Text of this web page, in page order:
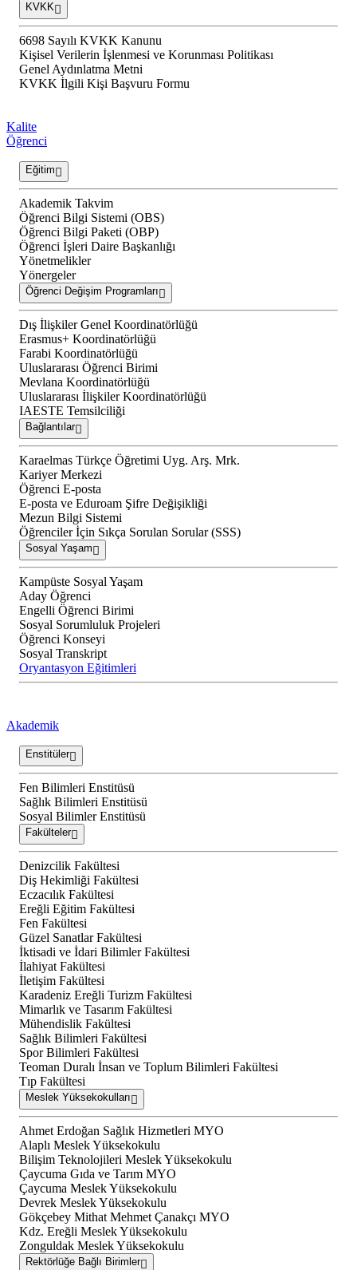
KVKK
6698 Sayılı KVKK Kanunu
Kişisel Verilerin İşlenmesi ve Korunması Politikası
Genel Aydınlatma Metni
KVKK İlgili Kişi Başvuru Formu
Kalite
Öğrenci
Eğitim
Akademik Takvim
Öğrenci Bilgi Sistemi (OBS)
Öğrenci Bilgi Paketi (OBP)
Öğrenci İşleri Daire Başkanlığı
Yönetmelikler
Yönergeler
Öğrenci Değişim Programları
Dış İlişkiler Genel Koordinatörlüğü
Erasmus+ Koordinatörlüğü
Farabi Koordinatörlüğü
Uluslararası Öğrenci Birimi
Mevlana Koordinatörlüğü
Uluslararası İlişkiler Koordinatörlüğü
IAESTE Temsilciliği
Bağlantılar
Karaelmas Türkçe Öğretimi Uyg. Arş. Mrk.
Kariyer Merkezi
Öğrenci E-posta
E-posta ve Eduroam Şifre Değişikliği
Mezun Bilgi Sistemi
Öğrenciler İçin Sıkça Sorulan Sorular (SSS)
Sosyal Yaşam
Kampüste Sosyal Yaşam
Aday Öğrenci
Engelli Öğrenci Birimi
Sosyal Sorumluluk Projeleri
Öğrenci Konseyi
Sosyal Transkript
Oryantasyon Eğitimleri
Akademik
Enstitüler
Fen Bilimleri Enstitüsü
Sağlık Bilimleri Enstitüsü
Sosyal Bilimler Enstitüsü
Fakülteler
Denizcilik Fakültesi
Diş Hekimliği Fakültesi
Eczacılık Fakültesi
Ereğli Eğitim Fakültesi
Fen Fakültesi
Güzel Sanatlar Fakültesi
İktisadi ve İdari Bilimler Fakültesi
İlahiyat Fakültesi
İletişim Fakültesi
Karadeniz Ereğli Turizm Fakültesi
Mimarlık ve Tasarım Fakültesi
Mühendislik Fakültesi
Sağlık Bilimleri Fakültesi
Spor Bilimleri Fakültesi
Teoman Duralı İnsan ve Toplum Bilimleri Fakültesi
Tıp Fakültesi
Meslek Yüksekokulları
Ahmet Erdoğan Sağlık Hizmetleri MYO
Alaplı Meslek Yüksekokulu
Bilişim Teknolojileri Meslek Yüksekokulu
Çaycuma Gıda ve Tarım MYO
Çaycuma Meslek Yüksekokulu
Devrek Meslek Yüksekokulu
Gökçebey Mithat Mehmet Çanakçı MYO
Kdz. Ereğli Meslek Yüksekokulu
Zonguldak Meslek Yüksekokulu
Rektörlüğe Bağlı Birimler